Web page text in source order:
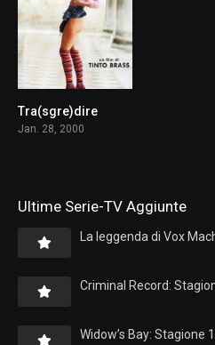
Tra(sgre)dire
Jan. 28, 2000
Ultime Serie-TV Aggiunte
La leggenda di Vox
Criminal Record:
Widow’s Bay: Stagione